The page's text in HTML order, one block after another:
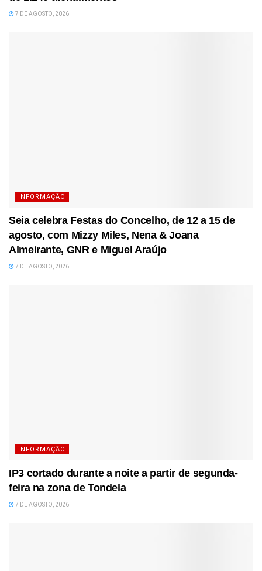
7 DE AGOSTO, 2026
INFORMAÇÃO
Seia celebra Festas do Concelho, de 12 a 15 de
agosto, com Mizzy Miles, Nena & Joana
Almeirante, GNR e Miguel Araújo
7 DE AGOSTO, 2026
INFORMAÇÃO
IP3 cortado durante a noite a partir de segunda-
feira na zona de Tondela
7 DE AGOSTO, 2026